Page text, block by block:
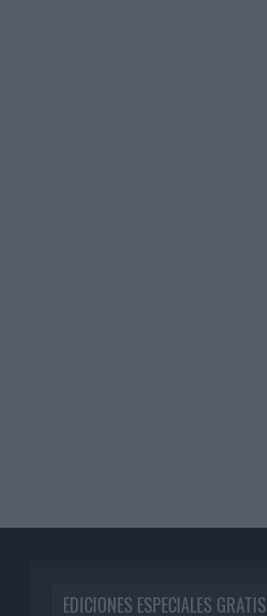
EDICIONES ESPECIALES GRATIS